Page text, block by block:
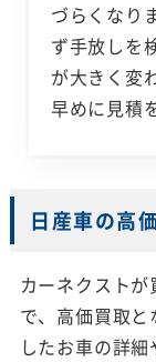
づらくなり
ず手放しを
が大きく変
早めに見積
日産車の高
カーネクスト
で、高価買取
したお車の詳